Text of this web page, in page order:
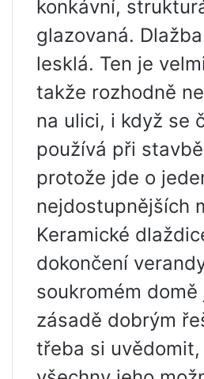
konkávní,
glazovaná.
lesklá. Ten je
takže rozhodně
na ulici, i když se
používá při
protože jde o
nejdostupnějších
Keramické
dokončení
soukromém domě
zásadě dobrým
třeba si uvědomit,